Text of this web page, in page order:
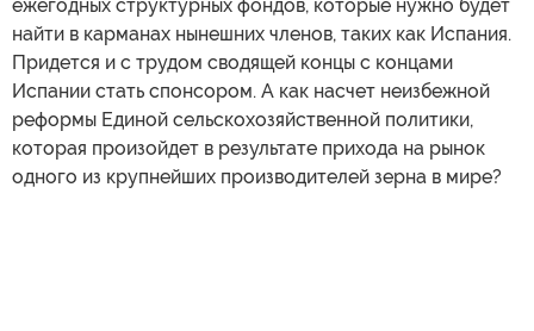
ежегодных структурных фондов, которые нужно будет
найти в карманах нынешних членов, таких как Испания.
Придется и с трудом сводящей концы с концами
Испании стать спонсором. А как насчет неизбежной
реформы Единой сельскохозяйственной политики,
которая произойдет в результате прихода на рынок
одного из крупнейших производителей зерна в мире?